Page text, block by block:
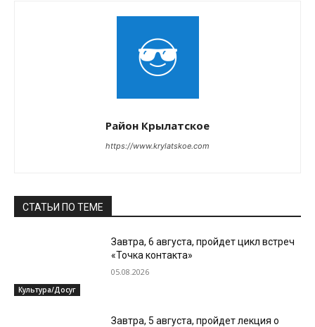
Район Крылатское
https://www.krylatskoe.com
СТАТЬИ ПО ТЕМЕ
Культура/Досуг
Завтра, 6 августа, пройдет цикл встреч
«Точка контакта»
05.08.2026
Завтра, 5 августа, пройдет лекция о